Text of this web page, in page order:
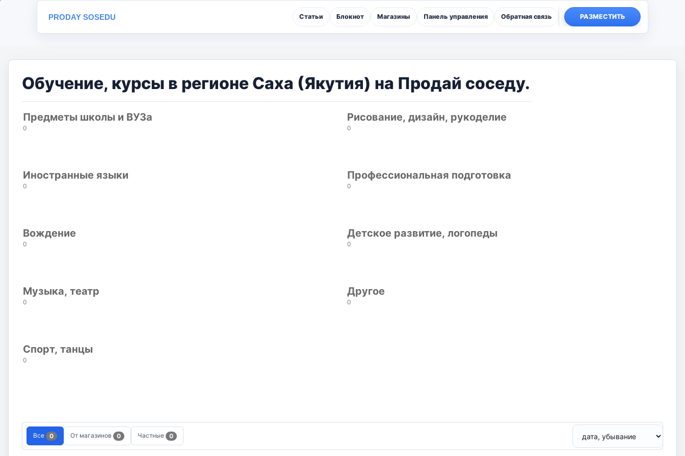
PRODAY SOSEDU Статьи Блокнот Магазины Панель управления Обратная связь РАЗМЕСТИТЬ
Обучение, курсы в регионе Саха (Якутия) на Продай соседу.
Предметы школы и ВУЗа
0
Иностранные языки
0
Вождение
0
Музыка, театр
0
Спорт, танцы
0
Рисование, дизайн, рукоделие
0
Профессиональная подготовка
0
Детское развитие, логопеды
0
Другое
0
Все 0 От магазинов 0 Частные 0